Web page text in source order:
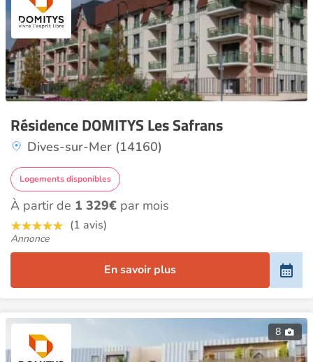
Résidence DOMITYS Les Safrans
Dives-sur-Mer (14160)
Logements disponibles
À partir de 1 329€ par mois
(1 avis)
Annonce
En savoir plus
8